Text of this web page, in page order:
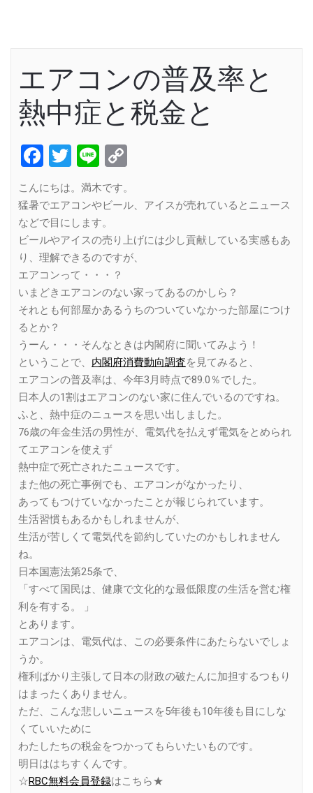
エアコンの普及率と
熱中症と税金と
Facebook
Twitter
Line
こんにちは。満木です。
猛暑でエアコンやビール、アイスが売れているとニュース
などで目にします。
ビールやアイスの売り上げには少し貢献している実感もあ
り、理解できるのですが、
エアコンって・・・？
いまどきエアコンのない家ってあるのかしら？
それとも何部屋かあるうちのついていなかった部屋につけ
るとか？
うーん・・・そんなときは内閣府に聞いてみよう！
ということで、 内閣府消費動向調査を見てみると、
エアコンの普及率は、今年3月時点で89.0％でした。
日本人の1割はエアコンのない家に住んでいるのですね。
ふと、熱中症のニュースを思い出しました。
76歳の年金生活の男性が、電気代を払えず電気をとめられ
てエアコンを使えず
熱中症で死亡されたニュースです。
また他の死亡事例でも、エアコンがなかったり、
あってもつけていなかったことが報じられています。
生活習慣もあるかもしれませんが、
生活が苦しくて電気代を節約していたのかもしれません
ね。
日本国憲法第25条で、
「すべて国民は、健康で文化的な最低限度の生活を営む権
利を有する。 」
とあります。
エアコンは、電気代は、この必要条件にあたらないでしょ
うか。
権利ばかり主張して日本の財政の破たんに加担するつもり
はまったくありません。
ただ、こんな悲しいニュースを5年後も10年後も目にしな
くていいために
わたしたちの税金をつかってもらいたいものです。
明日ははちすくんです。
☆RBC無料会員登録はこちら★